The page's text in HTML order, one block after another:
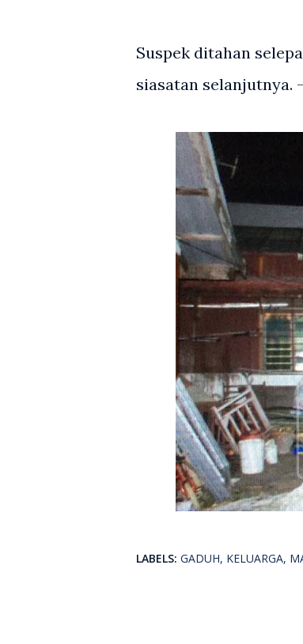
Suspek ditahan
siasatan selanjutnya.
LABELS: GADUH KELUARGA